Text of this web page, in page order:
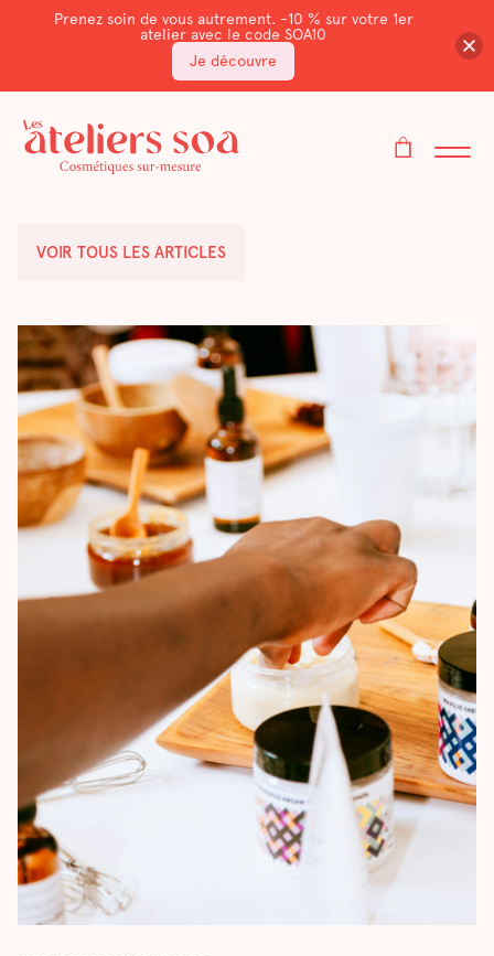
VOIR TOUS LES ARTICLES
Prenez soin de vous autrement. -10 % sur votre 1er
atelier avec le code SOA10
Je découvre